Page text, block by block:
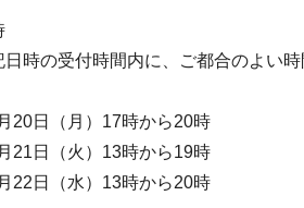
時の受付時間内に、ご都合のよい
日（月）17時から20時
日（火）13時から19時
日（水）13時から20時